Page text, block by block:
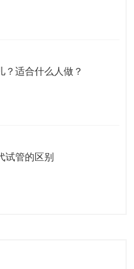
？适合什么人做？
试管的区别